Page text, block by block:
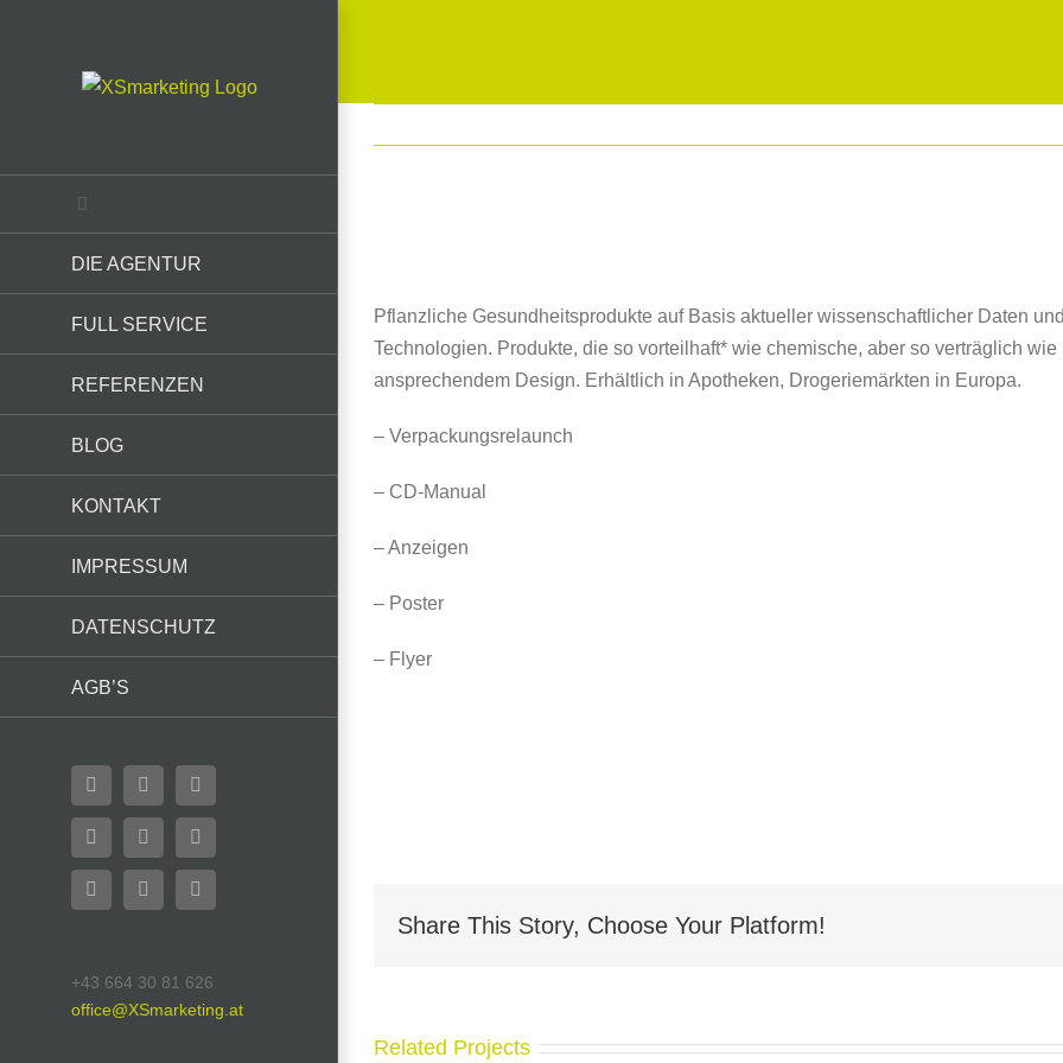
DIE AGENTUR
FULL SERVICE
REFERENZEN
BLOG
KONTAKT
IMPRESSUM
DATENSCHUTZ
AGB’S
FacebookFlickr X
YouTubeInstagramPinterest
LinkedInEmail WhatsApp
+43 664 30 81 626
office@XSmarketing.at
Pflanzliche Gesundheitsprodukte auf Basis aktueller wissenschaftlicher Daten
Technologien. Produkte, die so vorteilhaft* wie chemische, aber so verträglich
ansprechendem Design. Erhältlich in Apotheken, Drogeriemärkten in Europa.
– Verpackungsrelaunch
– CD-Manual
– Anzeigen
– Poster
– Flyer
Share This Story, Choose Your Platform!
Related Projects